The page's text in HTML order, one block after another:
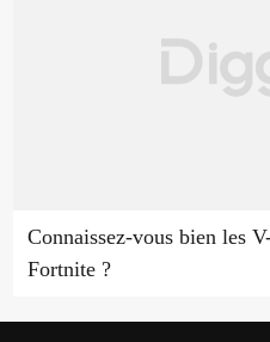
Connaissez-vous bien les
Fortnite ?